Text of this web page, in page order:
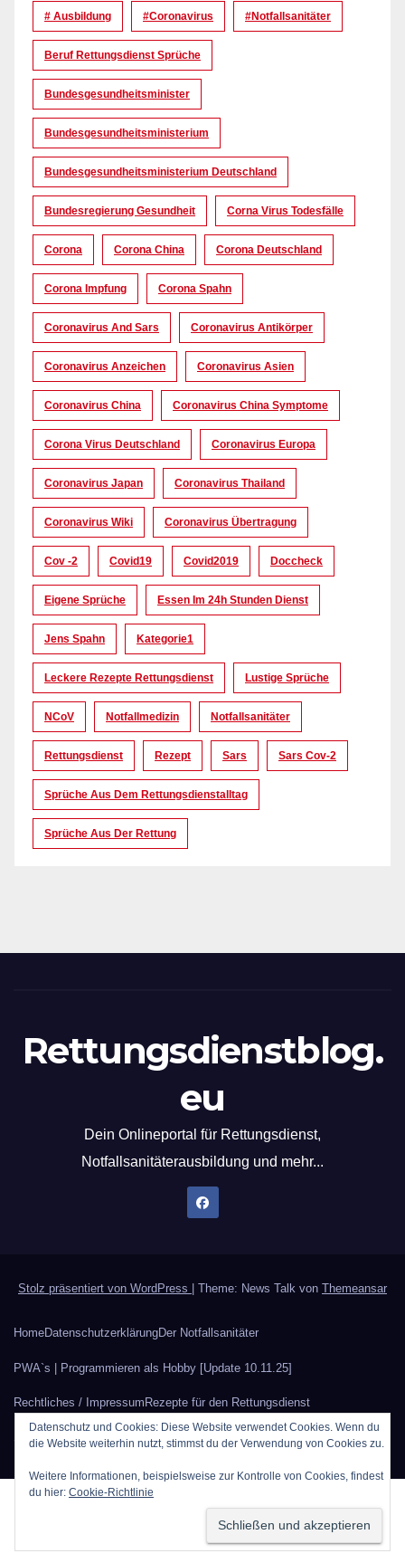
# Ausbildung #coronavirus #Notfallsanitäter
Beruf Rettungsdienst Sprüche
Bundesgesundheitsminister
Bundesgesundheitsministerium
Bundesgesundheitsministerium Deutschland
Bundesregierung Gesundheit Corna Virus Todesfälle
Corona Corona China Corona Deutschland
Corona Impfung Corona Spahn
Coronavirus And Sars Coronavirus Antikörper
Coronavirus Anzeichen Coronavirus Asien
Coronavirus China Coronavirus China Symptome
Corona Virus Deutschland Coronavirus Europa
Coronavirus Japan Coronavirus Thailand
Coronavirus Wiki Coronavirus Übertragung
Cov -2 Covid19 Covid2019 Doccheck
Eigene Sprüche Essen Im 24h Stunden Dienst
Jens Spahn Kategorie1
Leckere Rezepte Rettungsdienst Lustige Sprüche
NCoV Notfallmedizin Notfallsanitäter
Rettungsdienst Rezept Sars Sars Cov-2
Sprüche Aus Dem Rettungsdienstalltag
Sprüche Aus Der Rettung
Rettungsdienstblog.
eu
Dein Onlineportal für Rettungsdienst,
Notfallsanitäterausbildung und mehr...
Stolz präsentiert von WordPress Theme: News Talk von Themeansar
HomeDatenschutzerklärungDer Notfallsanitäter
PWA`s | Programmieren als Hobby [Update 10.11.25]
Rechtliches / Impressum Rezepte für den Rettungsdienst
SauerstoffberechnungWerbung auf Rettungsdienstblog.eu
Datenschutz und Cookies: Diese Website verwendet Cookies. Wenn du
die Website weiterhin nutzt, stimmst du der Verwendung von Cookies zu.
Weitere Informationen, beispielsweise zur Kontrolle von Cookies, findest
du hier: Cookie-Richtlinie